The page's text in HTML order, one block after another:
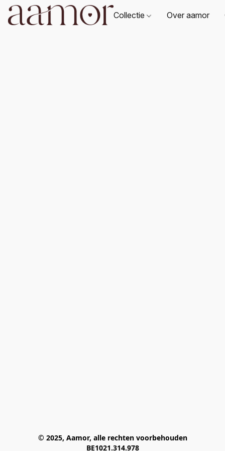
Collectie Over aamor
© 2025, Aamor, alle rechten voorbehouden
BE1021.314.978